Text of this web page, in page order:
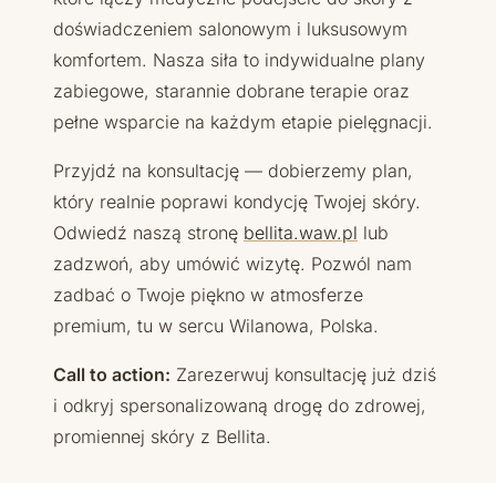
doświadczeniem salonowym i luksusowym
komfortem. Nasza siła to indywidualne plany
zabiegowe, starannie dobrane terapie oraz
pełne wsparcie na każdym etapie pielęgnacji.
Przyjdź na konsultację — dobierzemy plan,
który realnie poprawi kondycję Twojej skóry.
Odwiedź naszą stronę bellita.waw.pl lub
zadzwoń, aby umówić wizytę. Pozwól nam
zadbać o Twoje piękno w atmosferze
premium, tu w sercu Wilanowa, Polska.
Call to action: Zarezerwuj konsultację już dziś
i odkryj spersonalizowaną drogę do zdrowej,
promiennej skóry z Bellita.